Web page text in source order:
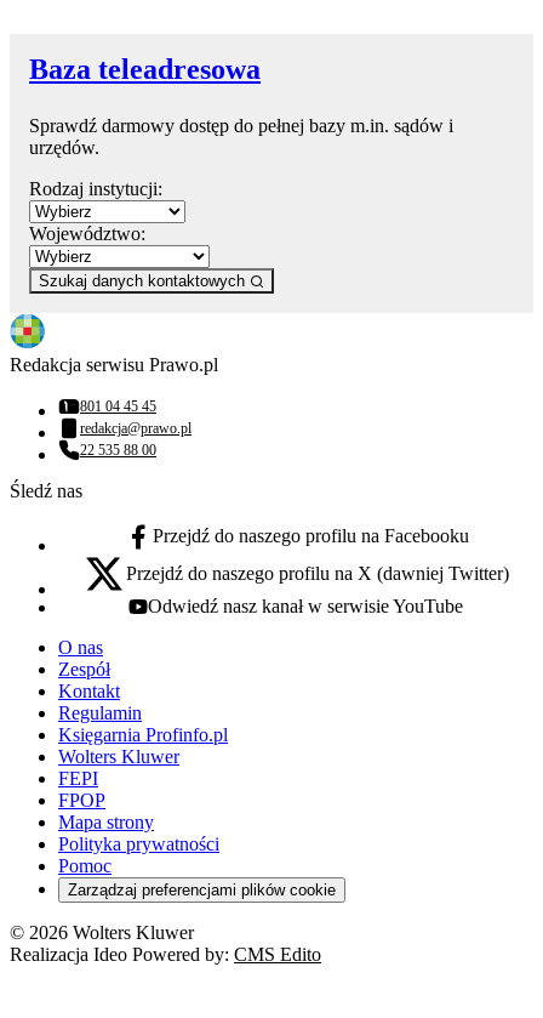
Baza teleadresowa
Sprawdź darmowy dostęp do pełnej bazy m.in. sądów i
urzędów.
Rodzaj instytucji:
Województwo:
Szukaj danych kontaktowych
Redakcja serwisu Prawo.pl
Numer telefonu:
801 04 45 45
Adres email:
redakcja@prawo.pl
Numer telefonu:
22 535 88 00
Śledź nas
facebook - otwiera się w nowej karcie
Przejdź do naszego profilu na Facebooku
x - otwiera się w nowej karcie
Przejdź do naszego profilu na X (dawniej Twitter)
youtube - otwiera się w nowej karcie
Odwiedź nasz kanał w serwisie YouTube
O nas
Zespół
Kontakt
Regulamin
Księgarnia Profinfo.pl
Wolters Kluwer
FEPI
FPOP
Mapa strony
Polityka prywatności
Pomoc
Zarządzaj preferencjami plików cookie
© 2026 Wolters Kluwer
Realizacja Ideo Powered by: CMS Edito